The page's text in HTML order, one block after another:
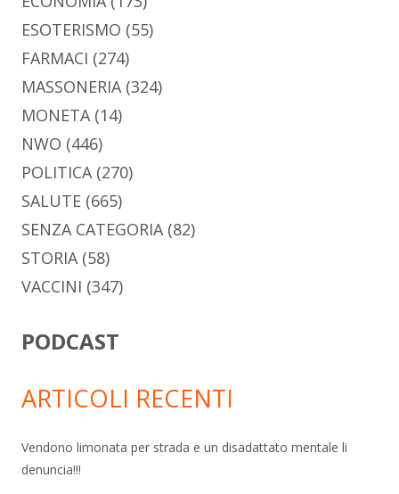
ESOTERISMO (55)
FARMACI (274)
MASSONERIA(324)
MONETA(14)
NWO (446)
POLITICA(270)
SALUTE (665)
SENZA CATEGORIA(82)
STORIA(58)
VACCINI (347)
PODCAST
ARTICOLI RECENTI
Vendono limonata per strada e un disadattato mentale li
denuncia!!!